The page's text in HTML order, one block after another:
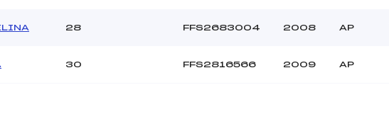
28 FFS2683004 2008 AP
30 FFS2816566 2009 AP